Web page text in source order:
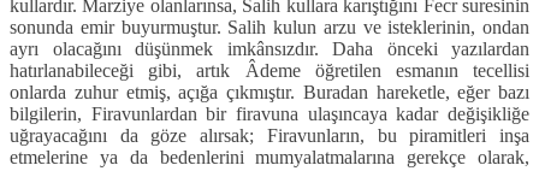
kullardır. Marziye olanlarınsa, Salih kullara karıştığını Fecr suresinin
sonunda emir buyurmuştur. Salih kulun arzu ve isteklerinin, ondan
ayrı olacağını düşünmek imkânsızdır. Daha önceki yazılardan
hatırlanabileceği gibi, artık Âdeme öğretilen esmanın tecellisi
onlarda zuhur etmiş, açığa çıkmıştır. Buradan hareketle, eğer bazı
bilgilerin, Firavunlardan bir firavuna ulaşıncaya kadar değişikliğe
uğrayacağını da göze alırsak; Firavunların, bu piramitleri inşa
etmelerine ya da bedenlerini mumyalatmalarına gerekçe olarak,